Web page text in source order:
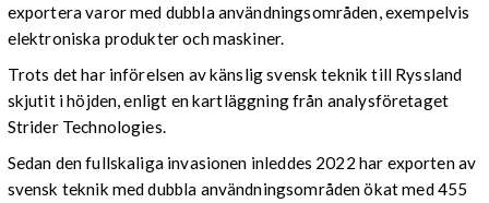
exportera varor med dubbla användningsområden, exempelvis
elektroniska produkter och maskiner.
Trots det har införelsen av känslig svensk teknik till Ryssland
skjutit i höjden, enligt en kartläggning från analysföretaget
Strider Technologies.
Sedan den fullskaliga invasionen inleddes 2022 har exporten av
svensk teknik med dubbla användningsområden ökat med 455